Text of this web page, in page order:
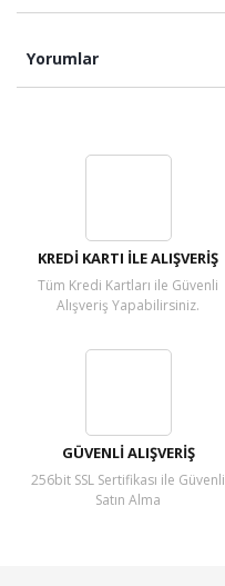
Yorumlar
KREDİ KARTI İLE ALIŞVERİŞ
Tüm Kredi Kartları ile Güvenli
Alışveriş Yapabilirsiniz.
GÜVENLİ ALIŞVERİŞ
256bit SSL Sertifikası ile Güvenli
Satın Alma